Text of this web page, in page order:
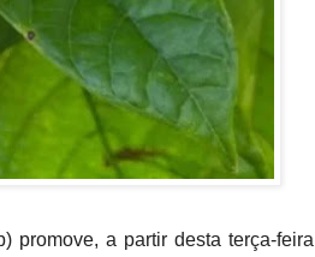
promove, a partir desta terça-feira